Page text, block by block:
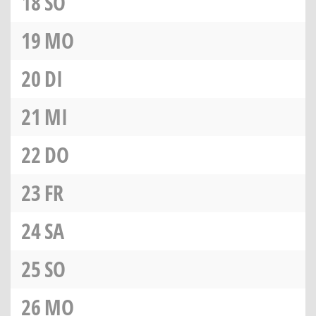
19MO
20DI
21 MI
22DO
23FR
24SA
25SO
26MO